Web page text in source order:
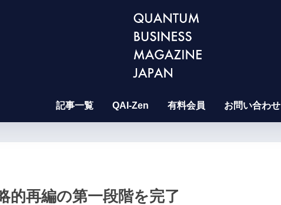
記事一覧 QAI-Zen 有料会員 お問い合わせ
的再編の第一段階を完了